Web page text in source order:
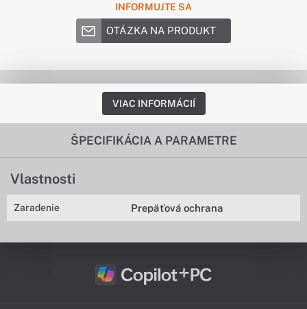
INFORMUJTE SA
OTÁZKA NA PRODUKT
VIAC INFORMÁCIÍ
ŠPECIFIKÁCIA A PARAMETRE
Vlastnosti
Zaradenie Prepäťová ochrana